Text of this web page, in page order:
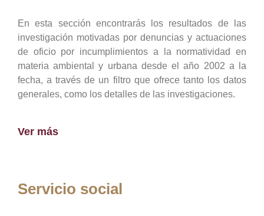
En esta sección encontrarás los resultados de las
investigación motivadas por denuncias y actuaciones
de oficio por incumplimientos a la normatividad en
materia ambiental y urbana desde el año 2002 a la
fecha, a través de un filtro que ofrece tanto los datos
generales, como los detalles de las investigaciones.
Ver más
Servicio social